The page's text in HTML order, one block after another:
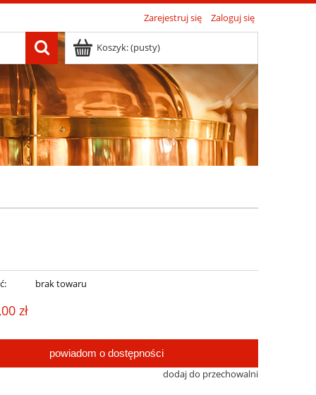
Zarejestruj się Zaloguj się
Koszyk:(pusty)
brak towaru
zł
powiadom o dostępności
dodaj do przechowalni